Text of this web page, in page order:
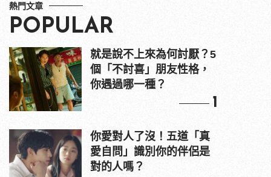
熱門文章
POPULAR
就是說不上來為何討厭？5
個「不討喜」朋友性格，
你遇過哪一種？
1
你愛對人了沒！五道「真
愛自問」識別你的伴侶是
對的人嗎？